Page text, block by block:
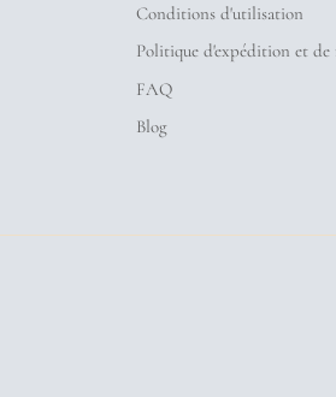
Conditions d'utilisation
Politique d'expédition et de
FAQ
Blog